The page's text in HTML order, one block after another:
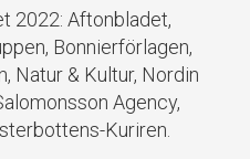
2022: Aftonbladet,
Bonnierförlagen,
Natur & Kultur, Nordin
Agency,
Kuriren.